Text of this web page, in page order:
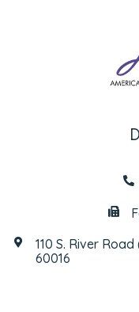
110 S. River
60016